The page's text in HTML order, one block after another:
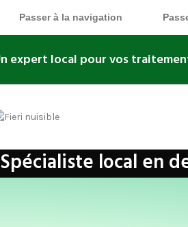
Passer à la navigation
expert local pour vos
Spécialiste local en